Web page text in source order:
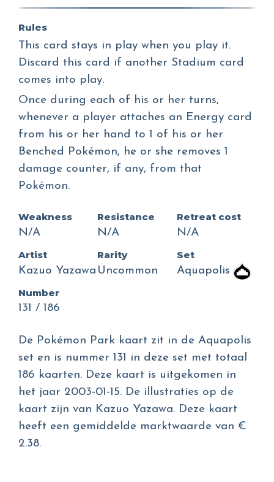
Rules
This card stays in play when you play it.
Discard this card if another Stadium card
comes into play.
Once during each of his or her turns,
whenever a player attaches an Energy card
from his or her hand to 1 of his or her
Benched Pokémon, he or she removes 1
damage counter, if any, from that
Pokémon.
Weakness
N/A
Resistance
N/A
Retreat cost
N/A
Artist
Kazuo Yazawa
Rarity
Uncommon
Set
Aquapolis
Number
131 / 186
De Pokémon Park kaart zit in de Aquapolis
set en is nummer 131 in deze set met totaal
186 kaarten. Deze kaart is uitgekomen in
het jaar 2003-01-15. De illustraties op de
kaart zijn van Kazuo Yazawa. Deze kaart
heeft een gemiddelde marktwaarde van €
2.38.